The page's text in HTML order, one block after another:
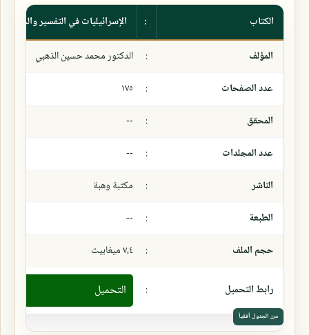
الكتاب :
الإسرائيليات في التفسير والحديث
المؤلف
:
الدكتور محمد حسين الذهبي
عدد الصفحات
:
١٧٥
المحقق
:
--
عدد المجلدات
:
--
الناشر
:
مكتبة وهبة
الطبعة
:
--
حجم الملف
: ٧،٤ ميغابيت
رابط التحميل : التحميل